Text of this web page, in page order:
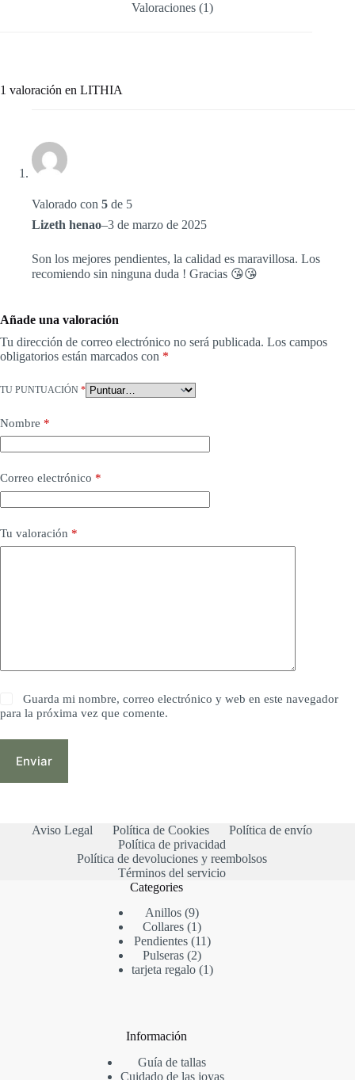
Valoraciones (1)
1 valoración en LITHIA
Valorado con 5 de 5
Lizeth henao–3 de marzo de 2025
Son los mejores pendientes, la calidad es maravillosa. Los
recomiendo sin ninguna duda ! Gracias 😘😘
Añade una valoración
Tu dirección de correo electrónico no será publicada. Los campos
obligatorios están marcados con *
TU PUNTUACIÓN *
Nombre *
Correo electrónico *
Tu valoración *
Guarda mi nombre, correo electrónico y web en este navegador
para la próxima vez que comente.
Enviar
Aviso Legal Política de Cookies
Política de envío
Política de privacidad
Política de devoluciones y reembolsos
Términos del servicio
Categories
Anillos 99
productos
Collares 11
producto
Pendientes 1111
Pulseras 22
productos
tarjeta regalo 11
Información
Guía de tallas
Cuidado de las joyas